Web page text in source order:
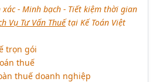
xác - Minh bạch - Tiết kiệm thời gian
Vụ Tư Vấn Thuếtại Kế Toán Việt
trọn gói
thuế
thuế doanh nghiệp